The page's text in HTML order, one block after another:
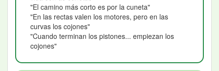
"El camino más corto es por la cuneta"
"En las rectas valen los motores, pero en las
curvas los cojones"
"Cuando terminan los pistones... empiezan los
cojones"